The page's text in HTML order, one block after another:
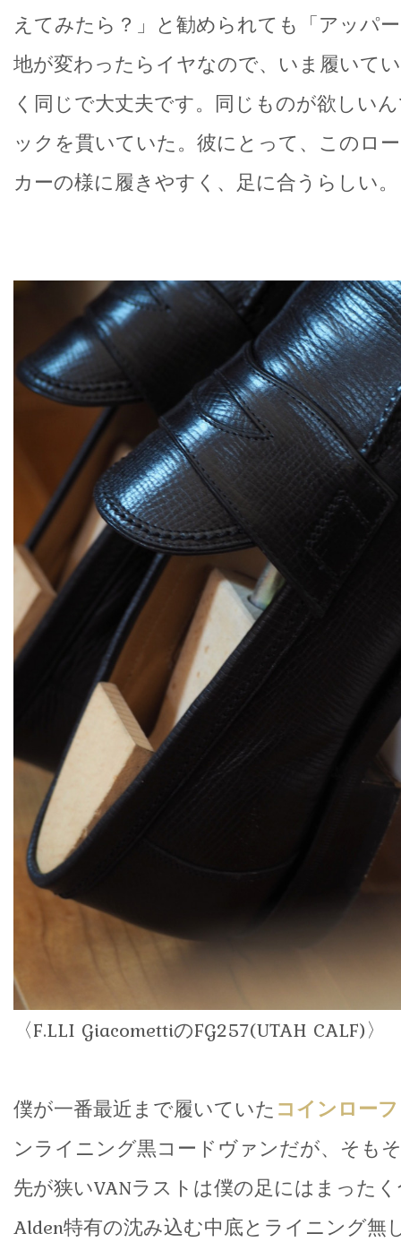
えてみたら？」と勧められても「アッパ
地が変わったらイヤなので、いま履いて
く同じで大丈夫です。同じものが欲しい
ックを貫いていた。彼にとって、このロ
カーの様に履きやすく、足に合うらしい。
〈F.LLI GiacomettiのFG257(UTAH CALF)〉
僕が一番最近まで履いていた コインロー
ンライニング黒コードヴァンだが、そも
先が狭いVANラストは僕の足にはまった
Alden特有の沈み込む中底とライニング無